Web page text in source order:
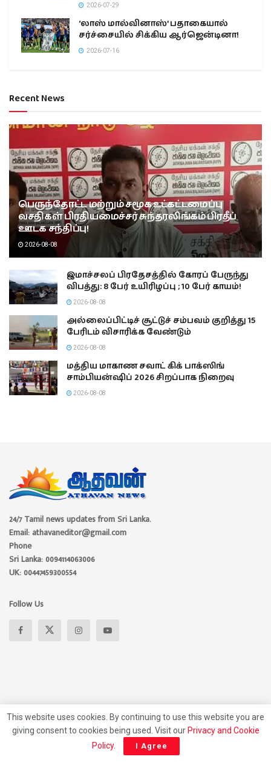
2026-07-29
‘லாஸ் மால்வினாஸ்’ பதாகையால்
சர்ச்சையில் சிக்கிய ஆர்ஜென்டினா!
2026-07-16
Recent News
பெருந்தோட்ட மற்றும் சமூக உட்கட்டமைப்பு
வசதிகள் பிரதியமைச்சர் சுந்தரலிங்கம் பிரதீப்
ஊடக சந்திப்பு!
2026-08-08
இமாச்சலப் பிரதேசத்தில் கோரப் பேருந்து
விபத்து: 8 பேர் உயிரிழப்பு ; 10 பேர் காயம்!
2026-08-08
அல்லைப்பிட்டிச் சூட்டுச் சம்பவம் குறித்து 15
பேரிடம் விசாரிக்க வேண்டும்
2026-08-08
மத்திய மாகாண சவாட் கிக் பாக்ஸிங்
சாம்பியன்ஷிப் 2026 சிறப்பாக நிறைவு
2026-08-08
24/7 Tamil news updates from Sri Lanka.
Email: athavaneditor@gmail.com
Phone
Sri Lanka: 0094114063006
UK: 00447459300554
Follow Us
About Privacy Policy Contact Us
This website uses cookies. By continuing to use this website you are
giving consent to cookies being used. Visit our Privacy and Cookie
Policy. I Agree